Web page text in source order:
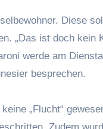
Diese
„Das ist doch
werde am
besprechen.
„Flucht“